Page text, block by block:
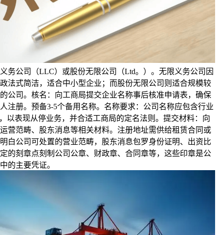
务公司（LLC）或股份无限公司（Ltd。）。无限义务公司因
法式简洁，适合中小型企业；而股份无限公司则适合规模较
公司。核名：向工商局提交企业名称事后核准申请表，确保
注册。预备3-5个备用名称。名称要求：公司名称应包含行业
以表现从停业务，并合适工商局的定名法则。提交材料：向
营范畴、股东消息等相关材料。注册地址需供给租赁合同或
白公司可处置的营业范畴，股东消息包罗身份证明、出资比
的刻章点刻制公司公章、财政章、合同章等，这些印章是公
的主要凭证。